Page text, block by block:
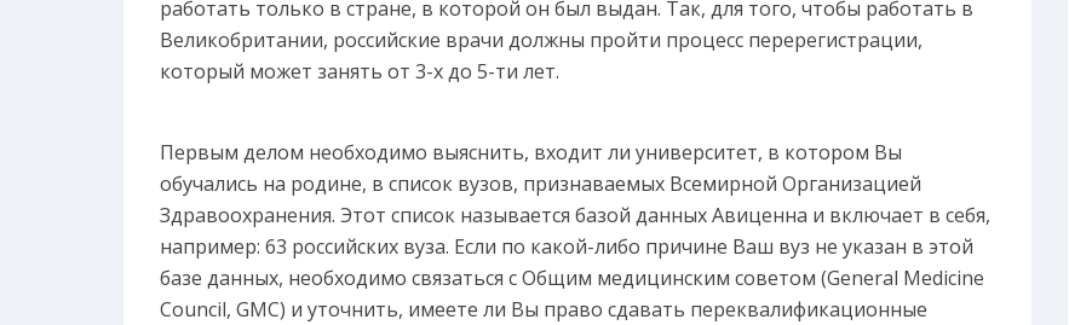
работать только в стране, в которой он был выдан. Так, для того, чтобы работать в
Великобритании, российские врачи должны пройти процесс перерегистрации,
который может занять от 3-х до 5-ти лет.
Первым делом необходимо выяснить, входит ли университет, в котором Вы
обучались на родине, в список вузов, признаваемых Всемирной Организацией
Здравоохранения. Этот список называется базой данных Авиценна и включает в себя,
например: 63 российских вуза. Если по какой-либо причине Ваш вуз не указан в этой
базе данных, необходимо связаться с Общим медицинским советом (General Medicine
Council, GMC) и уточнить, имеете ли Вы право сдавать переквалификационные